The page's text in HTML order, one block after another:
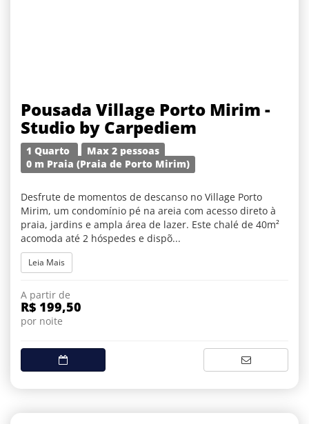
Pousada Village Porto Mirim -
Studio by Carpediem
1 Quarto
Max 2 pessoas
0 m Praia (Praia de Porto Mirim)
Desfrute de momentos de descanso no Village Porto
Mirim, um condomínio pé na areia com acesso direto à
praia, jardins e ampla área de lazer. Este chalé de 40m²
acomoda até 2 hóspedes e dispõ...
Leia Mais
A partir de
R$ 199,50
por noite